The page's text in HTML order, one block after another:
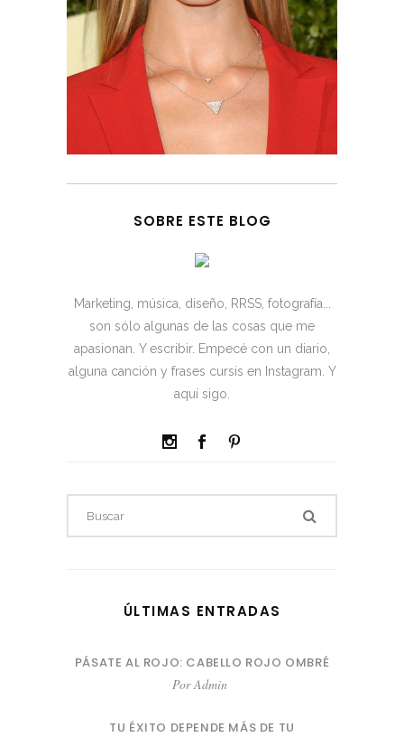
SOBRE ESTE BLOG
Marketing, música, diseño, RRSS, fotografía...
son sólo algunas de las cosas que me
apasionan. Y escribir. Empecé con un diario,
alguna canción y frases cursis en Instagram. Y
aquí sigo.
ÚLTIMAS ENTRADAS
PÁSATE AL ROJO: CABELLO ROJO OMBRÉ
PorAdmin
TU ÉXITO DEPENDE MÁS DE TU